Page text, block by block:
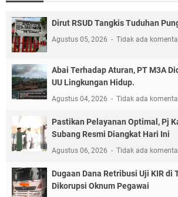
Dirut RSUD Tangkis Tuduhan
Agustus 05, 2026 Tidak ada
Abai Terhadap Aturan, PT M3A
UU Lingkungan Hidup.
Agustus 04, 2026 Tidak ada
Pastikan Pelayanan Optimal, Pj
Subang Resmi Diangkat Hari Ini
Agustus 06, 2026 Tidak ada
Dugaan Dana Retribusi Uji KIR di
Dikorupsi Oknum Pegawai